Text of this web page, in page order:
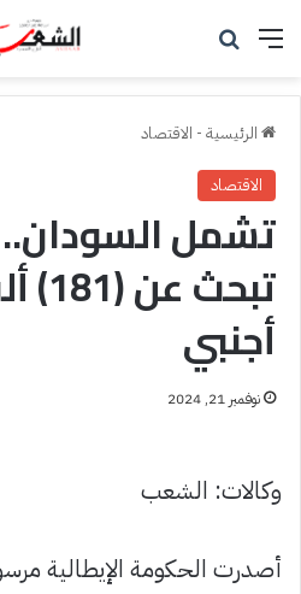
القائمة
الرئيسية - الاقتصاد
الاقتصاد
تشمل السودان..
أجنبي
نوفمبر 21, 2024
وكالات: الشعب
أصدرت الحكومة الإيطالية